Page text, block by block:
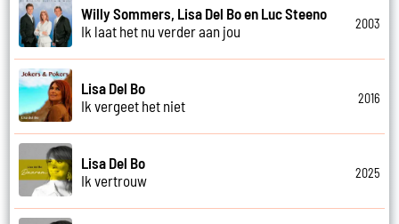
Willy Sommers, Lisa Del Bo en Luc Steeno
Ik laat het nu verder aan jou
2003
Lisa Del Bo
Ik vergeet het niet
2016
Lisa Del Bo
Ik vertrouw
2025